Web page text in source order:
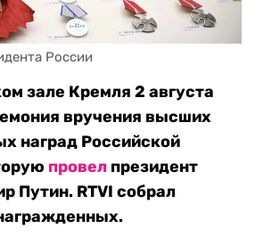
России
зале Кремля 2 августа
вручения высших
наград Российской
провел президент
Путин. RTVI собрал